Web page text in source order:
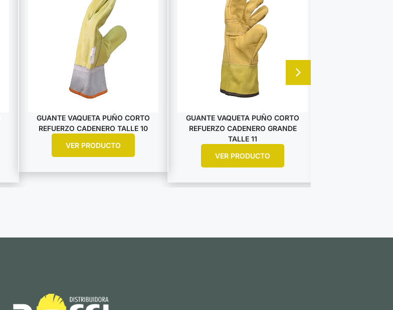
GUANTE VAQUETA PUÑO CORTO
REFUERZO CADENERO TALLE 10
VER PRODUCTO
GUANTE VAQUETA PUÑO CORTO
REFUERZO CADENERO GRANDE
TALLE 11
VER PRODUCTO